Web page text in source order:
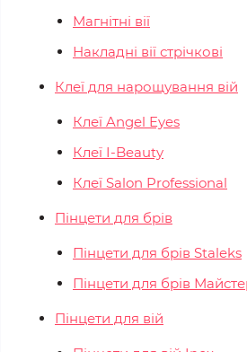
Магнітні вії
Накладні вії стрічкові
Клеї для нарощування вій
Клеї Angel Eyes
Клеї I-Beauty
Клеї Salon Professional
Пінцети для брів
Пінцети для брів Staleks
Пінцети для брів
Пінцети для вій